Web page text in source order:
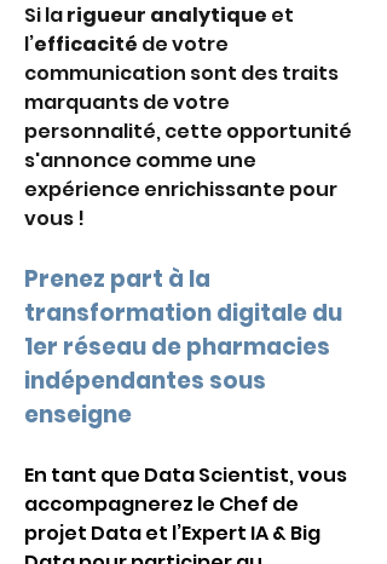
Si la rigueur analytique et
l’efficacité de votre
communication sont des traits
marquants de votre
personnalité, cette opportunité
s'annonce comme une
expérience enrichissante pour
vous !
Prenez part à la
transformation digitale du
1er réseau de pharmacies
indépendantes sous
enseigne
En tant que Data Scientist, vous
accompagnerez le Chef de
projet Data et l’Expert IA & Big